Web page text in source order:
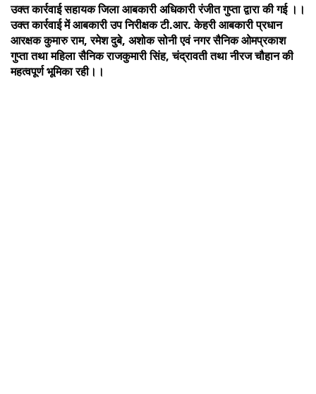
उक्त कार्रवाई सहायक जिला आबकारी अधिकारी रंजीत गुप्ता द्वारा की गई ।।
उक्त कार्रवाई में आबकारी उप निरीक्षक टी.आर. केहरी आबकारी प्रधान
आरक्षक कुमारु राम, रमेश दुबे, अशोक सोनी एवं नगर सैनिक ओमप्रकाश
गुप्ता तथा महिला सैनिक राजकुमारी सिंह, चंद्रावती तथा नीरज चौहान की
महत्वपूर्ण भूमिका रही।।